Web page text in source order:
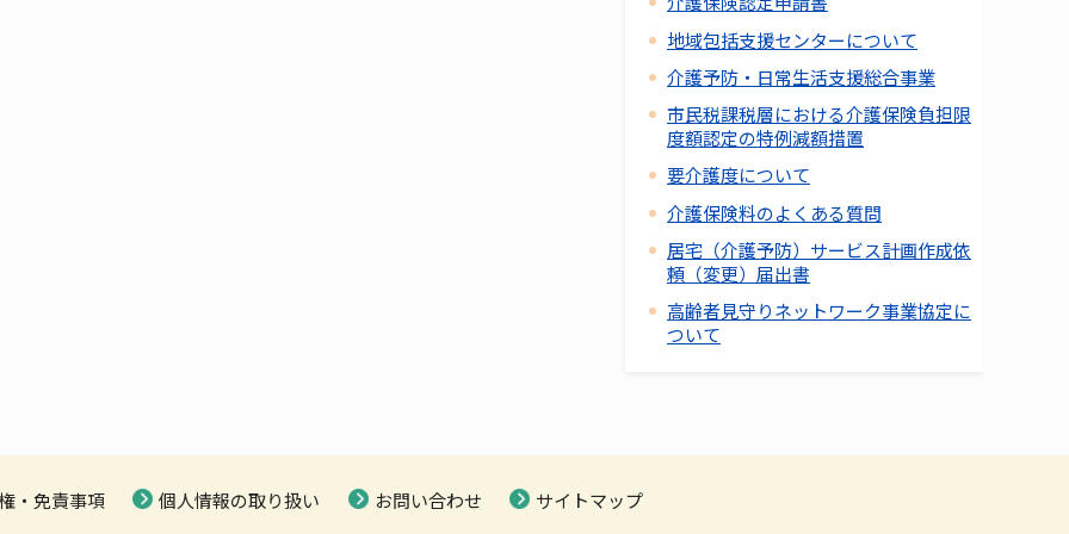
地域包括支援センターについて
介護予防・日常生活支援総合事業
市民税課税層における介護保険負担限
度額認定の特例減額措置
要介護度について
介護保険料のよくある質問
居宅（介護予防）サービス計画作成依
頼（変更）届出書
高齢者見守りネットワーク事業協定に
ついて
・免責事項 個人情報の取り扱い お問い合わせ サイトマップ